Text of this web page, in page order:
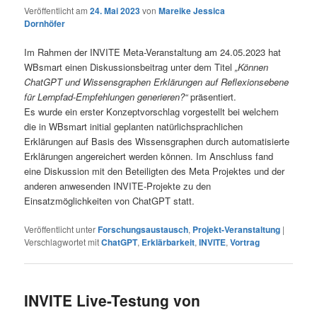
Veröffentlicht am24. Mai 2023vonMareike Jessica
Dornhöfer
Im Rahmen der INVITE Meta-Veranstaltung am 24.05.2023 hat
WBsmart einen Diskussionsbeitrag unter dem Titel„Können
ChatGPT und Wissensgraphen Erklärungen auf Reflexionsebene
für Lernpfad-Empfehlungen generieren?“präsentiert.
Es wurde ein erster Konzeptvorschlag vorgestellt bei welchem
die in WBsmart initial geplanten natürlichsprachlichen
Erklärungen auf Basis des Wissensgraphen durch automatisierte
Erklärungen angereichert werden können. Im Anschluss fand
eine Diskussion mit den Beteiligten des Meta Projektes und der
anderen anwesenden INVITE-Projekte zu den
Einsatzmöglichkeiten von ChatGPT statt.
Veröffentlicht unterForschungsaustausch, Projekt-Veranstaltung |
Verschlagwortet mitChatGPT, Erklärbarkeit,INVITE,Vortrag
INVITE Live-Testung von